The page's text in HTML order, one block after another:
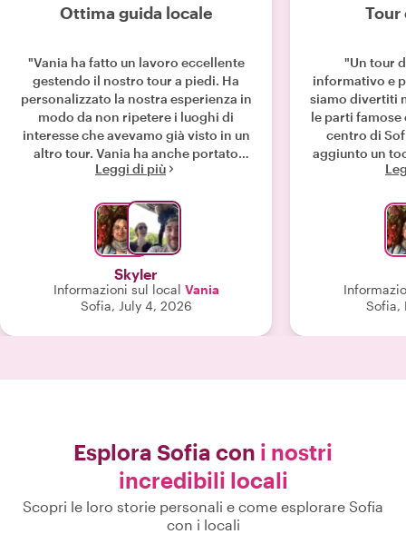
Ottima guida locale
"Vania ha fatto un lavoro eccellente
gestendo il nostro tour a piedi. Ha
personalizzato la nostra esperienza in
modo da non ripetere i luoghi di
interesse che avevamo già visto in un
altro tour. Vania ha anche portato
materiali specifici da mostrarci in base
sfuggire nulla; Vania ci ha mostrato
eventi temporanei che si svolgevano
solo nel giorno o nella stagione del
nostro tour, come mercati locali e
davvero organizzato una fantastica
esperienza per noi."
Leggi di più
Skyler
Informazioni sul local Vania
Sofia, July 4, 2026
Tour
"Un tour
informativo e
siamo divertiti
le parti famose
centro di
aggiunto un
con Vania è
Sofia,
Esplora Sofia con i nostri
incredibili locali
Scopri le loro storie personali e come esplorare Sofia
con i locali